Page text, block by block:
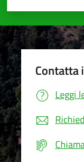
Valuta 3
Valuta 2
Valuta 1 stelle
Contatta
Leggi